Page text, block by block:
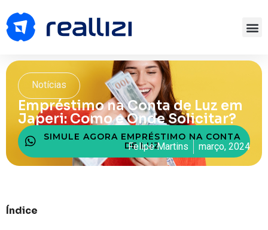
Notícias
Empréstimo na Conta de Luz em
Japeri: Como e Onde Solicitar?
SIMULE AGORA EMPRÉSTIMO NA CONTA
DE LUZ
Felipe Martins março, 2024
Índice